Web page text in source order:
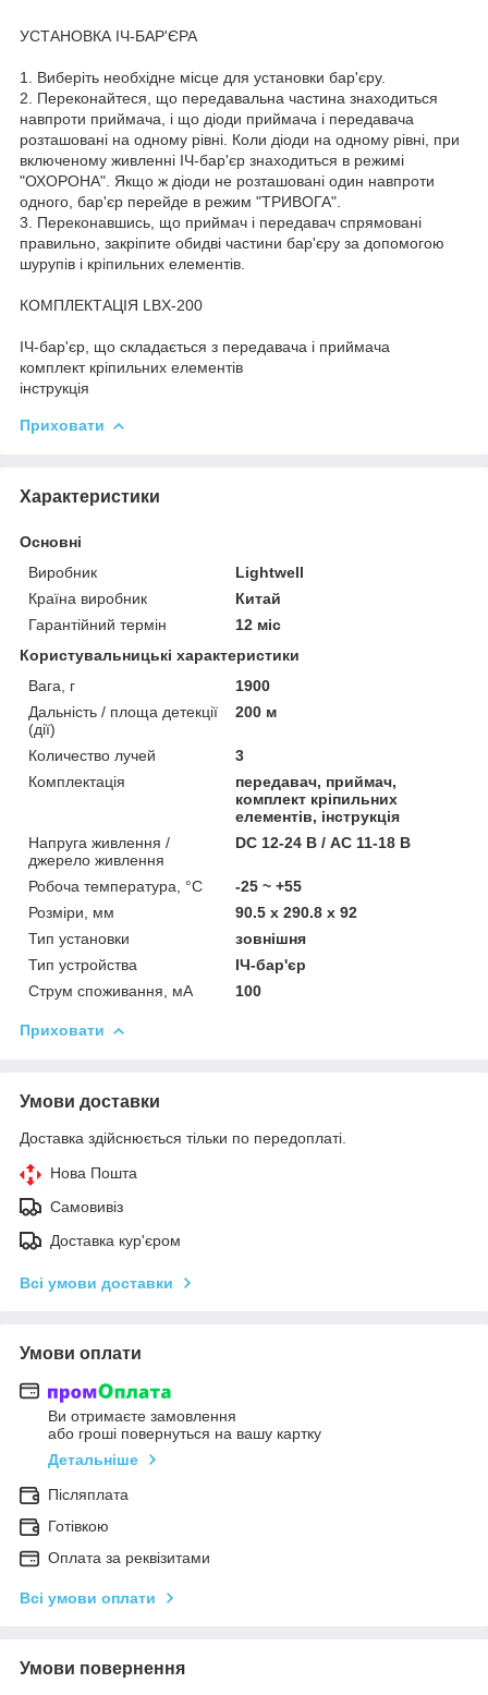
УСТАНОВКА ІЧ-БАР'ЄРА
1. Виберіть необхідне місце для установки бар'єру.
2. Переконайтеся, що передавальна частина знаходиться
навпроти приймача, і що діоди приймача і передавача
розташовані на одному рівні. Коли діоди на одному рівні, при
включеному живленні ІЧ-бар'єр знаходиться в режимі
"ОХОРОНА". Якщо ж діоди не розташовані один навпроти
одного, бар'єр перейде в режим "ТРИВОГА".
3. Переконавшись, що приймач і передавач спрямовані
правильно, закріпите обидві частини бар'єру за допомогою
шурупів і кріпильних елементів.
КОМПЛЕКТАЦІЯ LBX-200
ІЧ-бар'єр, що складається з передавача і приймача
комплект кріпильних елементів
інструкція
Приховати
Характеристики
Основні
Виробник
Lightwell
Країна виробник
Китай
Гарантійний термін
12 міс
Користувальницькі характеристики
Вага, г
1900
Дальність / площа детекції
(дії)
200 м
Количество лучей
3
Комплектація
передавач, приймач,
комплект кріпильних
елементів, інструкція
Напруга живлення /
джерело живлення
DC 12-24 В / AC 11-18 В
Робоча температура, °C
-25 ~ +55
Розміри, мм
90.5 х 290.8 х 92
Тип установки
зовнішня
Тип устройства
ІЧ-бар'єр
Струм споживання, мА
100
Приховати
Умови доставки
Доставка здійснюється тільки по передоплаті.
Нова Пошта
Самовивіз
Доставка кур'єром
Всі умови доставки
Умови оплати
Ви отримаєте замовлення
або гроші повернуться на вашу картку
Детальніше
Післяплата
Готівкою
Оплата за реквізитами
Всі умови оплати
Умови повернення